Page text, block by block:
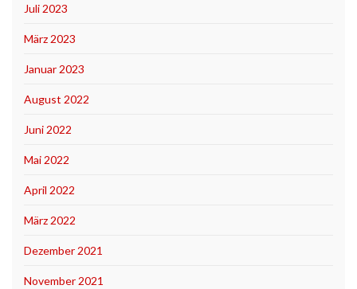
Juli 2023
März 2023
Januar 2023
August 2022
Juni 2022
Mai 2022
April 2022
März 2022
Dezember 2021
November 2021